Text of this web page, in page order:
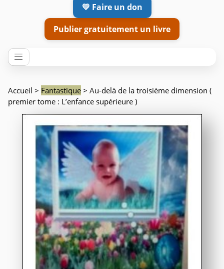
💛 Faire un don
Publier gratuitement un livre
Accueil > Fantastique > Au-delà de la troisième dimension (
premier tome : L’enfance supérieure )